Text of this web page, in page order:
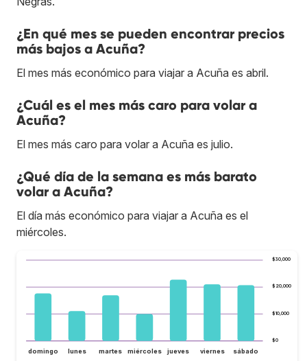
¿En qué mes se pueden encontrar precios
más bajos a Acuña?
El mes más económico para viajar a Acuña es abril.
¿Cuál es el mes más caro para volar a
Acuña?
El mes más caro para volar a Acuña es julio.
¿Qué día de la semana es más barato
volar a Acuña?
El día más económico para viajar a Acuña es el
miércoles.
$0
$10,000
$20,000
$30,000
domingo lunes martes miércoles jueves viernes sábado